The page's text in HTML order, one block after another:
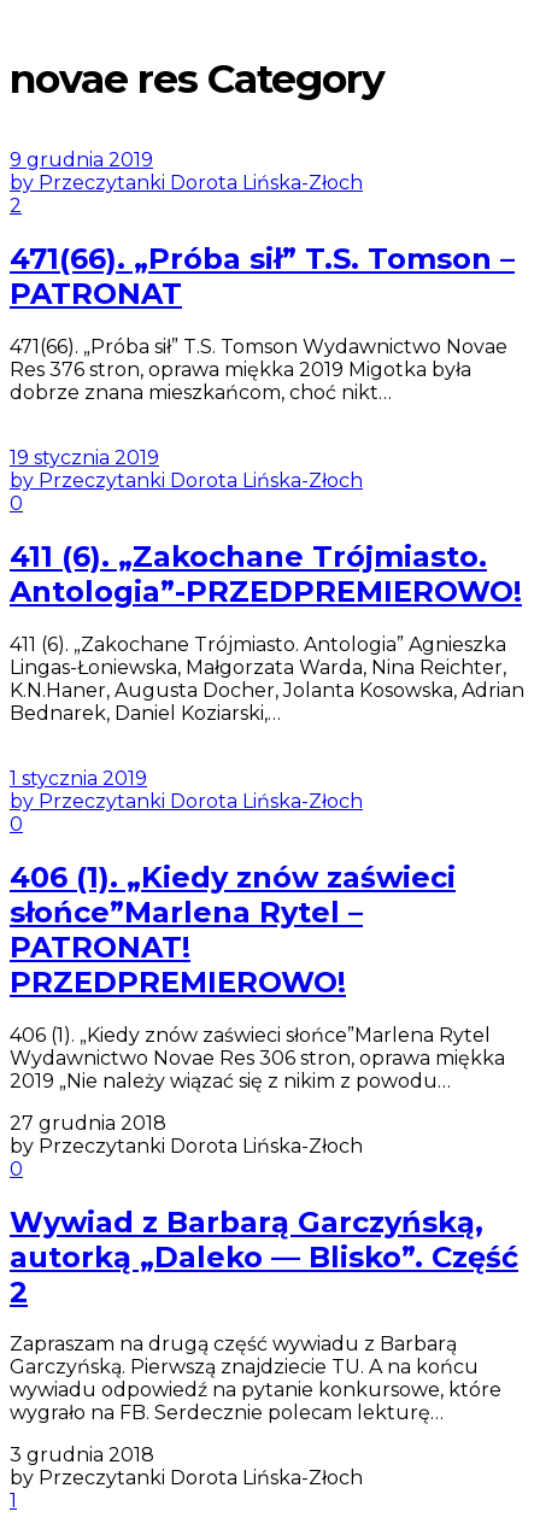
novae res Category
9 grudnia 2019
by Przeczytanki Dorota Lińska-Złoch
2
471(66). „Próba sił” T.S. Tomson –
PATRONAT
471(66). „Próba sił” T.S. Tomson Wydawnictwo Novae
Res 376 stron, oprawa miękka 2019 Migotka była
dobrze znana mieszkańcom, choć nikt…
19 stycznia 2019
by Przeczytanki Dorota Lińska-Złoch
0
411 (6). „Zakochane Trójmiasto.
Antologia”-PRZEDPREMIEROWO!
411 (6). „Zakochane Trójmiasto. Antologia” Agnieszka
Lingas-Łoniewska, Małgorzata Warda, Nina Reichter,
K.N.Haner, Augusta Docher, Jolanta Kosowska, Adrian
Bednarek, Daniel Koziarski,…
1 stycznia 2019
by Przeczytanki Dorota Lińska-Złoch
0
406 (1). „Kiedy znów zaświeci
słońce”Marlena Rytel –
PATRONAT!
PRZEDPREMIEROWO!
406 (1). „Kiedy znów zaświeci słońce”Marlena Rytel
Wydawnictwo Novae Res 306 stron, oprawa miękka
2019 „Nie należy wiązać się z nikim z powodu…
27 grudnia 2018
by Przeczytanki Dorota Lińska-Złoch
0
Wywiad z Barbarą Garczyńską,
autorką „Daleko — Blisko”. Część
2
Zapraszam na drugą część wywiadu z Barbarą
Garczyńską. Pierwszą znajdziecie TU. A na końcu
wywiadu odpowiedź na pytanie konkursowe, które
wygrało na FB. Serdecznie polecam lekturę…
3 grudnia 2018
by Przeczytanki Dorota Lińska-Złoch
1